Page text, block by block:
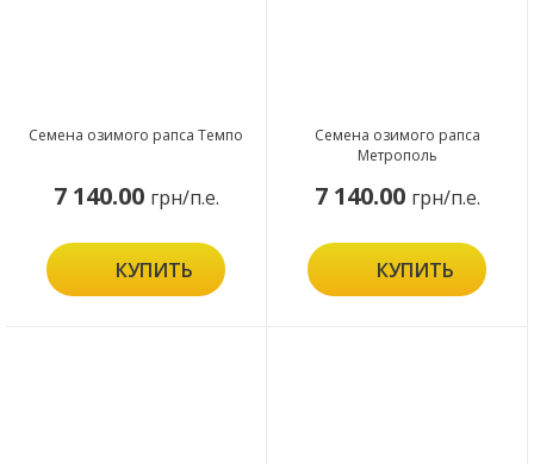
Семена озимого рапса Темпо
7 140.00 грн/п.е.
КУПИТЬ
Семена озимого рапса
Метрополь
7 140.00 грн/п.е.
КУПИТЬ